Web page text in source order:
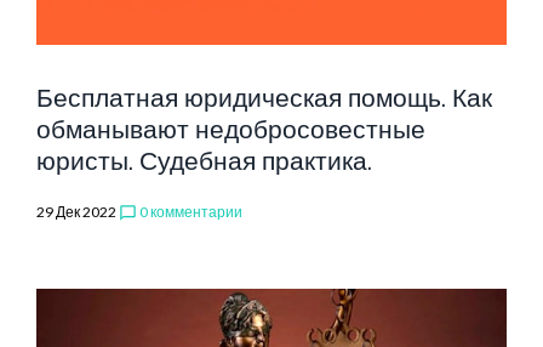
Бесплатная юридическая помощь. Как
обманывают недобросовестные
юристы. Судебная практика.
29 Дек 2022 chat_bubble_outline 0 комментарии